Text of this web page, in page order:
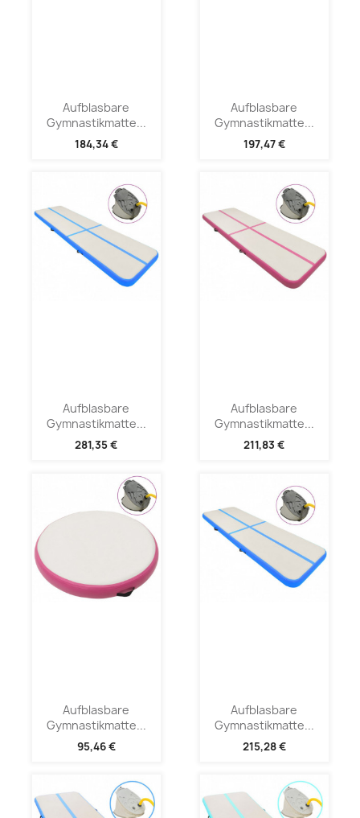
Aufblasbare
Gymnastikmatte...
184,34 €
Aufblasbare
Gymnastikmatte...
197,47 €
Aufblasbare
Gymnastikmatte...
281,35 €
Aufblasbare
Gymnastikmatte...
211,83 €
Aufblasbare
Gymnastikmatte...
95,46 €
Aufblasbare
Gymnastikmatte...
215,28 €